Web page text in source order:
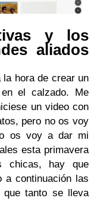
y los
aliados
la hora de crear un
el calzado. Me
un video con
pero no os voy
os voy a dar mi
esta primavera
chicas, hay que
continuación las
que tanto se lleva